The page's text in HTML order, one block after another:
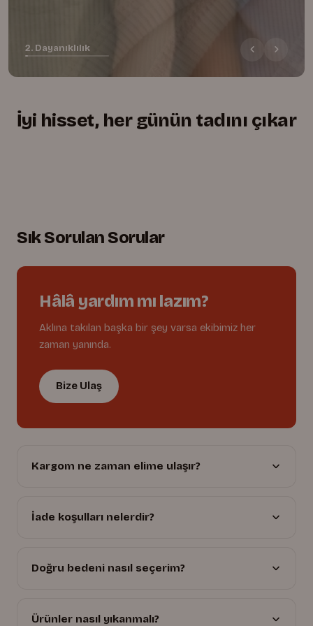
2. Dayanıklılık
İyi hisset, her günün tadını çıkar
+
Sık Sorulan Sorular
Hâlâ yardım mı lazım?
Aklına takılan başka bir şey varsa ekibimiz her
zaman yanında.
Bize Ulaş
Kargom ne zaman elime ulaşır?
İade koşulları nelerdir?
Doğru bedeni nasıl seçerim?
Ürünler nasıl yıkanmalı?